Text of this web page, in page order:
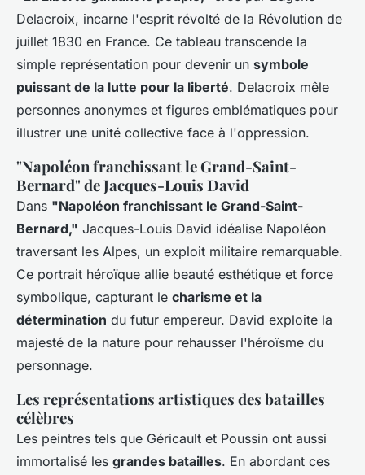
Delacroix, incarne l'esprit révolté de la Révolution de
juillet 1830 en France. Ce tableau transcende la
simple représentation pour devenir un symbole
puissant de la lutte pour la liberté. Delacroix mêle
personnes anonymes et figures emblématiques pour
illustrer une unité collective face à l'oppression.
"Napoléon franchissant le Grand-Saint-
Bernard" de Jacques-Louis David
Dans "Napoléon franchissant le Grand-Saint-
Bernard," Jacques-Louis David idéalise Napoléon
traversant les Alpes, un exploit militaire remarquable.
Ce portrait héroïque allie beauté esthétique et force
symbolique, capturant le charisme et la
détermination du futur empereur. David exploite la
majesté de la nature pour rehausser l'héroïsme du
personnage.
Les représentations artistiques des batailles
célèbres
Les peintres tels que Géricault et Poussin ont aussi
immortalisé les grandes batailles. En abordant ces